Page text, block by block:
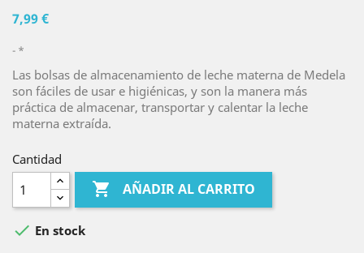
7,99 €
*
Las bolsas de almacenamiento de leche materna de Medela
son fáciles de usar e higiénicas, y son la manera más
práctica de almacenar, transportar y calentar la leche
materna extraída.
Cantidad
 AÑADIR AL CARRITO
 En stock